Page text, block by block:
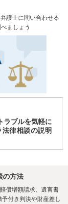
護士に問い合わせる
ましょう
ラブルを気軽に
律相談の説明
の方法
償増額請求、遺言書
付き判決や財産差し